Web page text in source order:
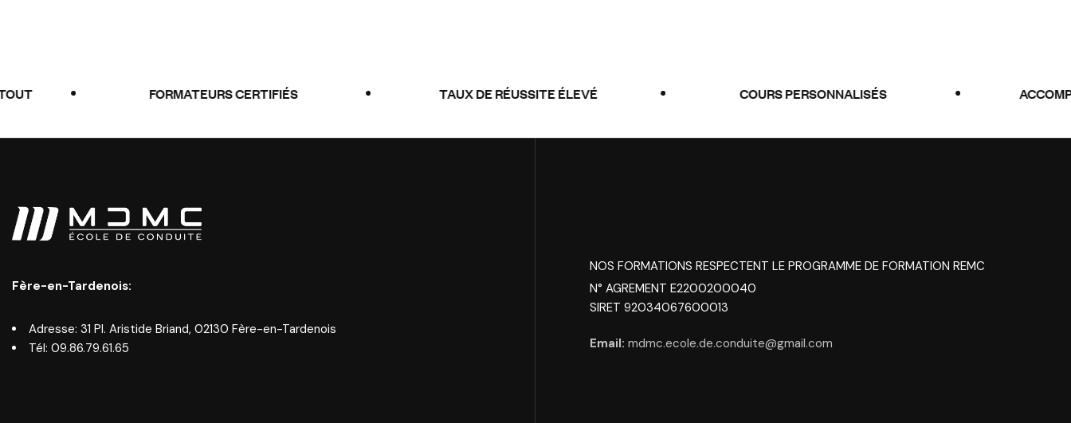
FORMATEURS CERTIFIÉS TAUX DE RÉUSSITE ÉLEVÉ COURS PERSONNALISÉS
Fère-en-Tardenois:
Adresse: 31 Pl. Aristide Briand, 02130 Fère-en-Tardenois
Tél: 09.86.79.61.65
NOS FORMATIONS RESPECTENT LE PROGRAMME DE FORMATION REMC
N° AGREMENT E2200200040
SIRET 92034067600013
Email: mdmc.ecole.de.conduite@gmail.com